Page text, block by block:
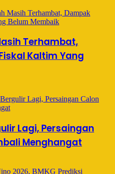
Terhambat,
Kaltim Yang
Lagi, Persaingan
Menghangat